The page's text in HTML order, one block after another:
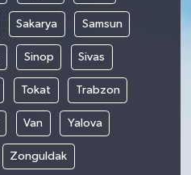
Sakarya Samsun
Sinop Sivas
Tokat Trabzon
Van Yalova
Zonguldak